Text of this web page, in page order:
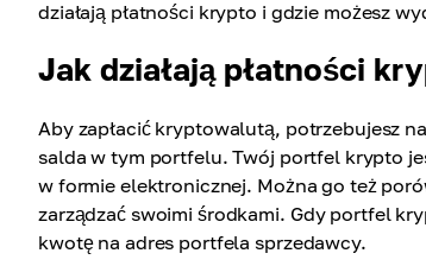
działają płatności krypto i gdzie możesz
Jak działają płatności
Aby zapłacić kryptowalutą, potrzebujesz
salda w tym portfelu. Twój portfel krypto
w formie elektronicznej. Można go też
zarządzać swoimi środkami. Gdy portfel
kwotę na adres portfela sprzedawcy.